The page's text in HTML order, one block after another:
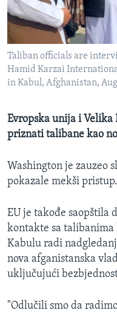
MAGAZIN
O GLASU AMERIKE
Learning English
Taliban officials are
Hamid Karzai
in Kabul, Afghanistan,
Evropska unija i Velika
priznati talibane kao
Washington je zauzeo
pokazale mekši pristup.
EU je takođe saopštila
kontakte sa talibanima
Kabulu radi
nova afganistanska
uključujući
"Odlučili smo da